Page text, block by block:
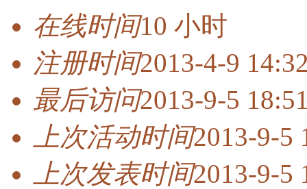
在线时间10 小时
注册时间2013-4-9
最后访问2013-9-5
上次活动时间2013-9-5
上次发表时间2013-9-5